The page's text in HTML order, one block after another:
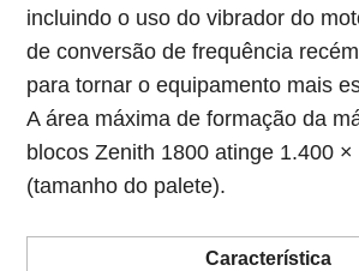
incluindo o uso do vibrador do
de conversão de frequência
para tornar o equipamento mais
A área máxima de formação da
blocos Zenith 1800 atinge 1.400 ×
(tamanho do palete).
Característica